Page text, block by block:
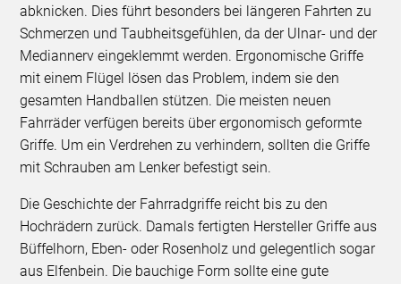
abknicken. Dies führt besonders bei längeren Fahrten zu
Schmerzen und Taubheitsgefühlen, da der Ulnar- und der
Mediannerv eingeklemmt werden. Ergonomische Griffe
mit einem Flügel lösen das Problem, indem sie den
gesamten Handballen stützen. Die meisten neuen
Fahrräder verfügen bereits über ergonomisch geformte
Griffe. Um ein Verdrehen zu verhindern, sollten die Griffe
mit Schrauben am Lenker befestigt sein.
Die Geschichte der Fahrradgriffe reicht bis zu den
Hochrädern zurück. Damals fertigten Hersteller Griffe aus
Büffelhorn, Eben- oder Rosenholz und gelegentlich sogar
aus Elfenbein. Die bauchige Form sollte eine gute